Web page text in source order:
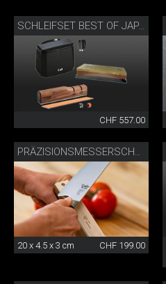
SCHLEIFSET BEST OF JAPAN AND SWITZERLAND
CHF 557.00
20 x 4.5 x 3 cm CHF 199.00